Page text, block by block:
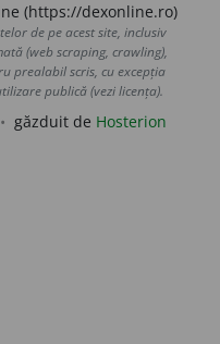
(https://dexonline.ro)
de pe acest site, inclusiv
(web scraping, crawling),
prealabil scris, cu excepția
publică (vezi licența).
găzduit de Hosterion